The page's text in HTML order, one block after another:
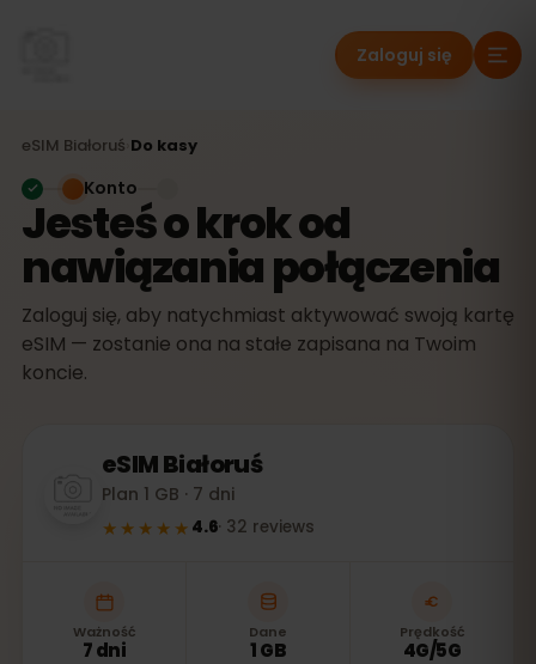
Zaloguj się
eSIM Białoruś Do kasy
Jesteś o krok od
nawiązania połączenia
Zaloguj się, aby natychmiast aktywować swoją kartę
eSIM — zostanie ona na stałe zapisana na Twoim
koncie.
Konto
eSIMBiałoruś
Plan 1 GB · 7 dni
★★★★★ 4.6· 32 reviews
Ważność
7 dni
Dane
1 GB
Prędkość
4G/5G